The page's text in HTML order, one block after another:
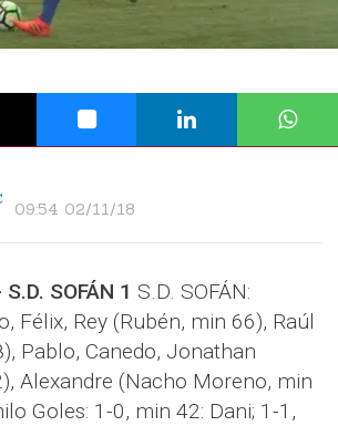
09:54 02/11/18
SOFÁN 1 S.D. SOFÁN:
Félix, Rey (Rubén, min 66), Raúl
Pablo, Canedo, Jonathan
Alexandre (Nacho Moreno, min
Goles: 1-0, min 42: Dani; 1-1,